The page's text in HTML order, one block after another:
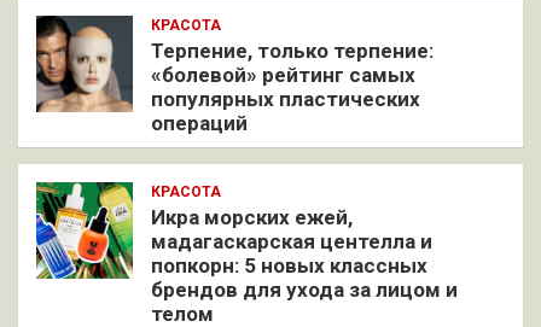
КРАСОТА
Терпение, только терпение:
«болевой» рейтинг самых
популярных пластических
операций
КРАСОТА
Икра морских ежей,
мадагаскарская центелла и
попкорн: 5 новых классных
брендов для ухода за лицом и
телом